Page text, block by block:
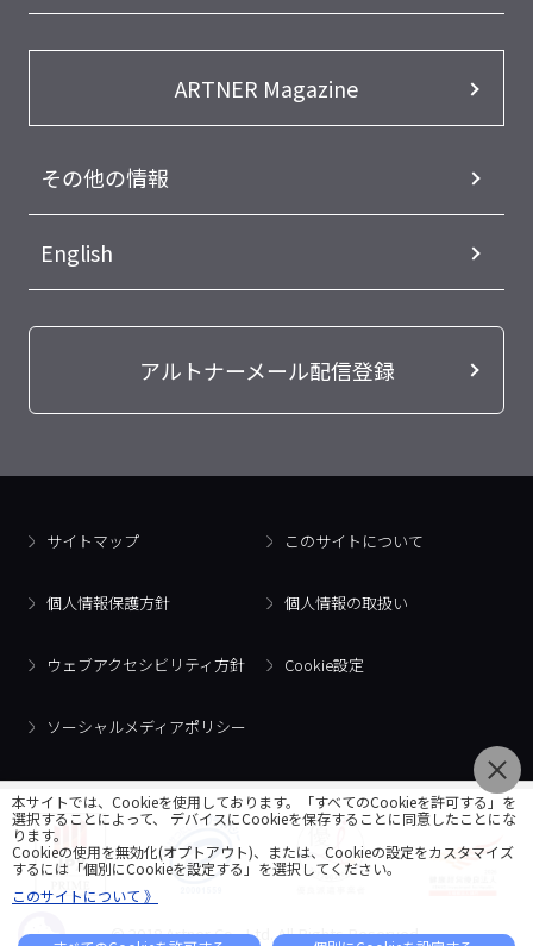
ARTNER Magazine
その他の情報
English
アルトナーメール配信登録
サイトマップ このサイトについて
個人情報保護方針 個人情報の取扱い
ウェブアクセシビリティ方針 Cookie設定
ソーシャルメディアポリシー
© 2018 Artner Co., Ltd. All Rights Reserved.
本サイトでは、Cookieを使用しております。「すべてのCookieを許可する」を
選択することによって、 デバイスにCookieを保存することに同意したことにな
ります。
Cookieの使用を無効化(オプトアウト)、または、Cookieの設定をカスタマイズ
するには「個別にCookieを設定する」を選択してください。
このサイトについて 》